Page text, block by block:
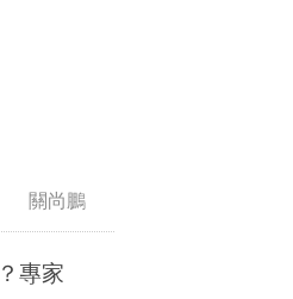
關尚鵬
專家